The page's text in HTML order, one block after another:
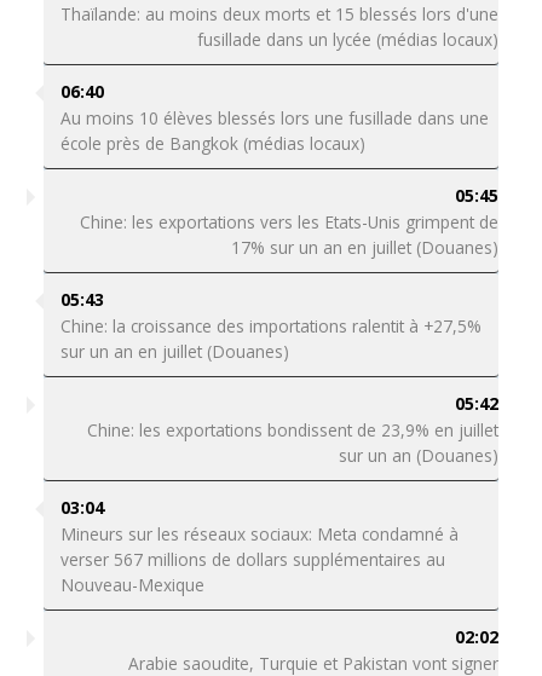
Thaïlande: au moins deux morts et 15 blessés lors d'une
fusillade dans un lycée (médias locaux)
06:40
Au moins 10 élèves blessés lors une fusillade dans une
école près de Bangkok (médias locaux)
05:45
Chine: les exportations vers les Etats-Unis grimpent de
17% sur un an en juillet (Douanes)
05:43
Chine: la croissance des importations ralentit à +27,5%
sur un an en juillet (Douanes)
05:42
Chine: les exportations bondissent de 23,9% en juillet
sur un an (Douanes)
03:04
Mineurs sur les réseaux sociaux: Meta condamné à
verser 567 millions de dollars supplémentaires au
Nouveau-Mexique
02:02
Arabie saoudite, Turquie et Pakistan vont signer